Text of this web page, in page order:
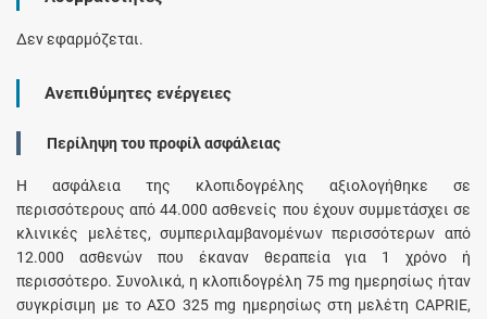
Δεν εφαρμόζεται.
Ανεπιθύμητες ενέργειες
Περίληψη του προφίλ ασφάλειας
Η ασφάλεια της κλοπιδογρέλης αξιολογήθηκε σε
περισσότερους από 44.000 ασθενείς που έχουν συμμετάσχει σε
κλινικές μελέτες, συμπεριλαμβανομένων περισσότερων από
12.000 ασθενών που έκαναν θεραπεία για 1 χρόνο ή
περισσότερο. Συνολικά, η κλοπιδογρέλη 75 mg ημερησίως ήταν
συγκρίσιμη με το ΑΣΟ 325 mg ημερησίως στη μελέτη CAPRIE,